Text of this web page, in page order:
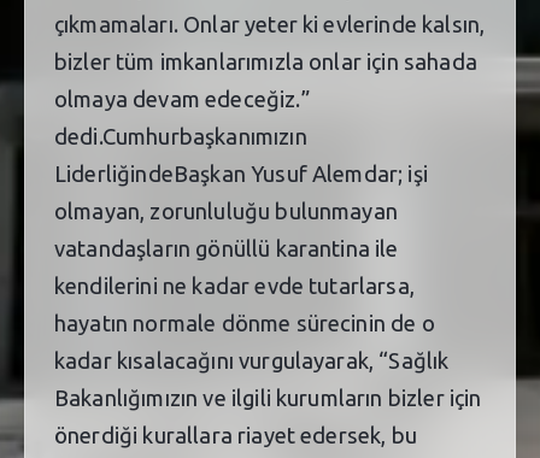
çıkmamaları. Onlar yeter ki evlerinde kalsın,
bizler tüm imkanlarımızla onlar için sahada
olmaya devam edeceğiz.”
dedi.Cumhurbaşkanımızın
LiderliğindeBaşkan Yusuf Alemdar; işi
olmayan, zorunluluğu bulunmayan
vatandaşların gönüllü karantina ile
kendilerini ne kadar evde tutarlarsa,
hayatın normale dönme sürecinin de o
kadar kısalacağını vurgulayarak, “Sağlık
Bakanlığımızın ve ilgili kurumların bizler için
önerdiği kurallara riayet edersek, bu